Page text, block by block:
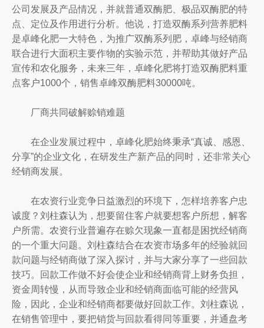
公司发展及产品情况，并就普通双酶肥、极品双酶肥的特
点、定位及作用进行分析。他说，打造双酶系列营养肥料
是卓峰化肥一大特色，为推广双酶系列肥，卓峰与经销商
联合进行大面积主要作物的实验示范，并帮助其做好产品
宣传和农化服务，未来三年，卓峰化肥将打造双酶肥料重
点客户1000个，销售卓峰双酶肥料30000吨。
厂商共同破解赊销难题
在企业发展过程中，卓峰化肥始终秉承“真诚、感恩、
分享”的企业文化，在研发生产新产品的同时，还非常关心
经销商发展。
在农资行业竞争日益激烈的环境下，怎样培养客户忠
诚度？刘柱森认为，想要留住客户就要想客户所想，解客
户所需。农资行业普遍存在赊欠现象一直都是困扰经销商
的一个重大问题。刘柱森结合在农资市场多年的经验就回
款问题与经销商做了深入探讨，并与大家分享了一些回款
技巧。回款工作做不好会使企业和经销商背上财务负担，
资金周转慢，从而导致企业和经销商面临可能的经营风
险，因此，企业和经销商都要做好回款工作。刘柱森说，
在销售管理中，要把销货与回款看得同等重要，并通盘考